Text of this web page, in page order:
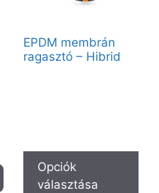
EPDM membrán
ragasztó – Hibrid
Opciók
választása